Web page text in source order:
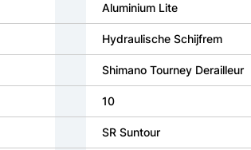
Aluminium Lite
Hydraulische Schijfrem
Shimano Tourney Derailleur
10
SR Suntour